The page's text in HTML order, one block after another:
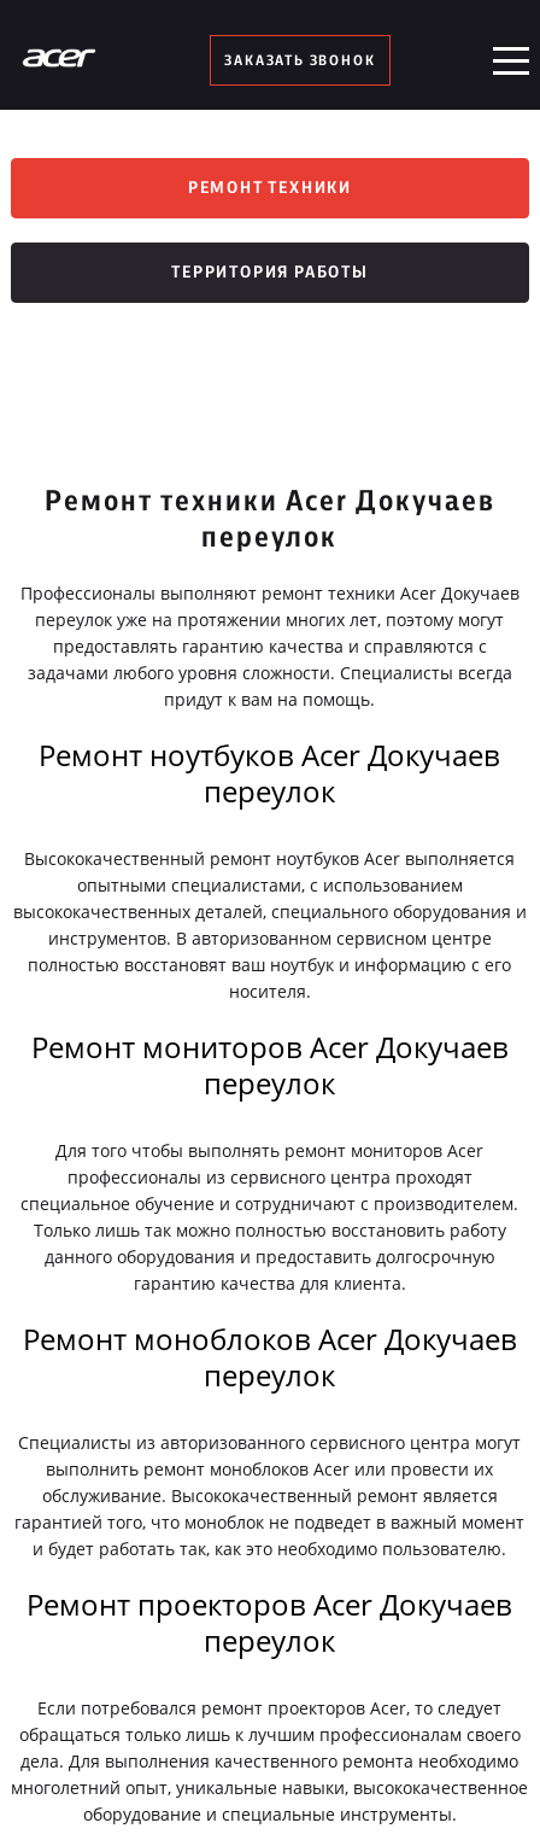
ЗАКАЗАТЬ ЗВОНОК
РЕМОНТ ТЕХНИКИ
ТЕРРИТОРИЯ РАБОТЫ
Ремонт техники Acer Докучаев
переулок
Профессионалы выполняют ремонт техники Acer Докучаев
переулок уже на протяжении многих лет, поэтому могут
предоставлять гарантию качества и справляются с
задачами любого уровня сложности. Специалисты всегда
придут к вам на помощь.
Ремонт ноутбуков Acer Докучаев
переулок
Высококачественный ремонт ноутбуков Acer выполняется
опытными специалистами, с использованием
высококачественных деталей, специального оборудования и
инструментов. В авторизованном сервисном центре
полностью восстановят ваш ноутбук и информацию с его
носителя.
Ремонт мониторов Acer Докучаев
переулок
Для того чтобы выполнять ремонт мониторов Acer
профессионалы из сервисного центра проходят
специальное обучение и сотрудничают с производителем.
Только лишь так можно полностью восстановить работу
данного оборудования и предоставить долгосрочную
гарантию качества для клиента.
Ремонт моноблоков Acer Докучаев
переулок
Специалисты из авторизованного сервисного центра могут
выполнить ремонт моноблоков Acer или провести их
обслуживание. Высококачественный ремонт является
гарантией того, что моноблок не подведет в важный момент
и будет работать так, как это необходимо пользователю.
Ремонт проекторов Acer Докучаев
переулок
Если потребовался ремонт проекторов Acer, то следует
обращаться только лишь к лучшим профессионалам своего
дела. Для выполнения качественного ремонта необходимо
многолетний опыт, уникальные навыки, высококачественное
оборудование и специальные инструменты.